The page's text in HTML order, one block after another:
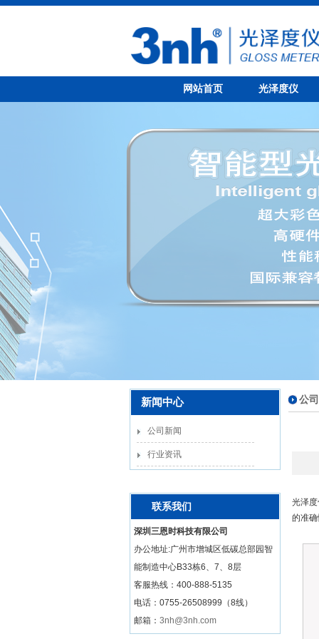
网站首页 光泽度仪
新闻中心
公司新闻
行业资讯
联系我们
深圳三恩时科技有限公司
办公地址:广州市增城区低碳总部园智
能制造中心B33栋6、7、8层
客服热线： 400-888-5135
电话：0755-26508999（8线）
邮箱： 3nh@3nh.com
公
光泽
的准